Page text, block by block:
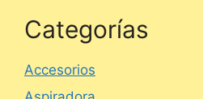
Categorías
Accesorios